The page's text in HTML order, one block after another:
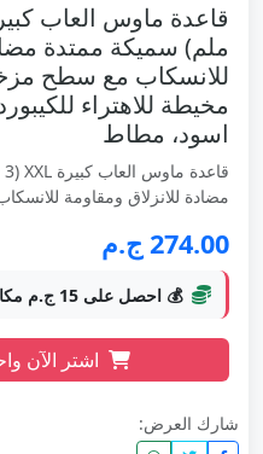
ملم) سميكة ممتدة
للانسكاب مع سطح
مخيطة للاهتراء
اسود، مطاط
مضادة للانزلاق ومقاومة
274.00 ج.م
💰 احصل على 15 ج.م مكافأة
اشتر الآن
شارك العرض: